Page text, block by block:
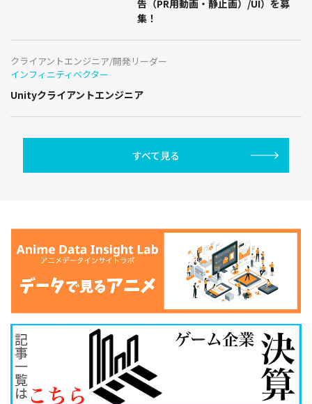
告（PR用動画・静止画）/UI）を募
集！
クライアントエンジニア/開発リーダー
インフィニティベクター
Unityクライアントエンジニア
すべて見る